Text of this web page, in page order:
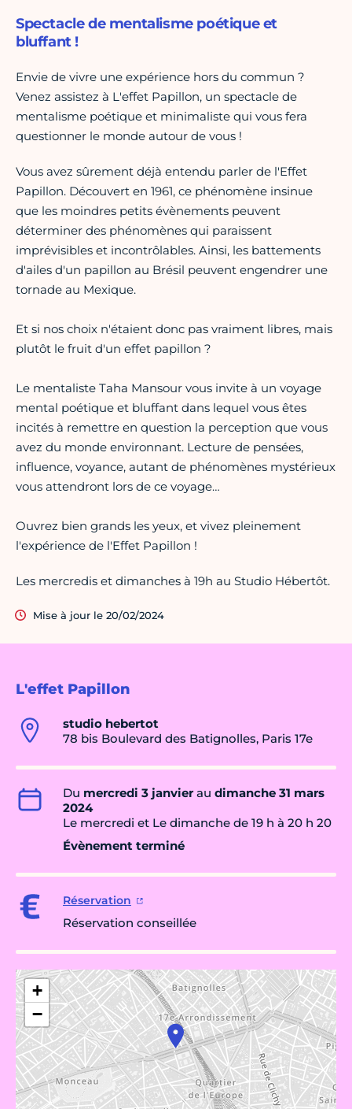
L'effet Papillon
studio hebertot
78 bis Boulevard des Batignolles, Paris 17e
Du mercredi 3 janvierau dimanche 31 mars
2024
Le mercredi et Le dimanche de 19 h à 20 h 20
Évènement terminé
Réservation
Réservation conseillée
+
−
Spectacle de mentalisme poétique et
bluffant !
Envie de vivre une expérience hors du commun ?
Venez assistez à L'effet Papillon, un spectacle de
mentalisme poétique et minimaliste qui vous fera
questionner le monde autour de vous !
Vous avez sûrement déjà entendu parler de l'Effet
Papillon. Découvert en 1961, ce phénomène insinue
que les moindres petits évènements peuvent
déterminer des phénomènes qui paraissent
imprévisibles et incontrôlables. Ainsi, les battements
d'ailes d'un papillon au Brésil peuvent engendrer une
tornade au Mexique.
Et si nos choix n'étaient donc pas vraiment libres, mais
plutôt le fruit d'un effet papillon ?
Le mentaliste Taha Mansour vous invite à un voyage
mental poétique et bluffant dans lequel vous êtes
incités à remettre en question la perception que vous
avez du monde environnant. Lecture de pensées,
influence, voyance, autant de phénomènes mystérieux
vous attendront lors de ce voyage…
Ouvrez bien grands les yeux, et vivez pleinement
l'expérience de l'Effet Papillon !
Les mercredis et dimanches à 19h au Studio Hébertôt.
Mise à jour le 20/02/2024